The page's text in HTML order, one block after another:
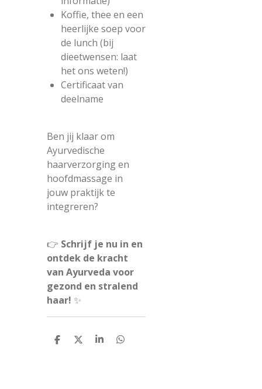
Koffie, thee en een
heerlijke soep voor
de lunch (bij
dieetwensen: laat
het ons weten!)
Certificaat van
deelname
Ben jij klaar om
Ayurvedische
haarverzorging en
hoofdmassage in
jouw praktijk te
integreren?
👉 Schrijf je nu in en
ontdek de kracht
van Ayurveda voor
gezond en stralend
haar! ✨
D
D
S
D